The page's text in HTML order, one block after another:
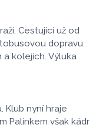
Cestující už od
dopravu.
kolejích. Výluka
Klub nyní hraje
Palinkem však kádr